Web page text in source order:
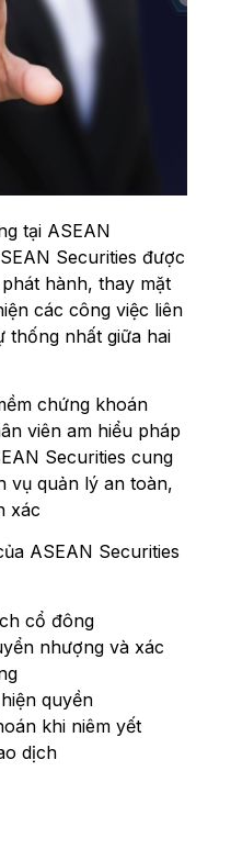
tại ASEAN
Securities được
hành, thay mặt
các công việc liên
thống nhất giữa hai
chứng khoán
viên am hiểu pháp
Securities cung
vụ quản lý an toàn,
xác
ASEAN Securities
cổ đông
nhượng và xác
quyền
khi niêm yết
dịch